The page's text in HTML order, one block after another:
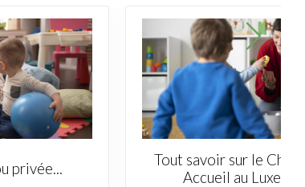
privée...
Tout savoir sur le
Accueil au